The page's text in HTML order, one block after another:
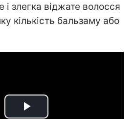
і злегка віджате волосся
кількість бальзаму або